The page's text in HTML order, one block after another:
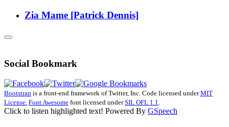
Zia Mame [Patrick Dennis]
Social Bookmark
Bootstrap is a front-end framework of Twitter, Inc. Code licensed underMIT
License. Font Awesome font licensed underSIL OFL 1.1
Click to listen highlighted text! Powered By GSpeech